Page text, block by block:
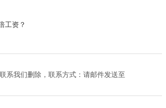
工资？
系我们删除，联系方式：请邮件发送至